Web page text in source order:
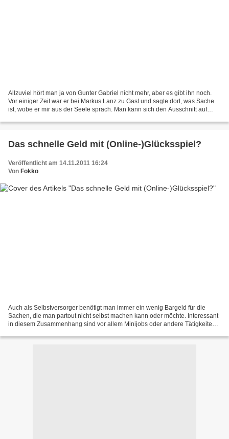
Allzuviel hört man ja von Gunter Gabriel nicht mehr, aber es gibt ihn noch.
Vor einiger Zeit war er bei Markus Lanz zu Gast und sagte dort, was Sache
ist, wobe er mir aus der Seele sprach. Man kann sich den Ausschnitt auf
Das schnelle Geld mit (Online-)Glücksspiel?
Veröffentlicht am 14.11.2011 16:24
Von Fokko
Auch als Selbstversorger benötigt man immer ein wenig Bargeld für die
Sachen, die man partout nicht selbst machen kann oder möchte. Interessant
in diesem Zusammenhang sind vor allem Minijobs oder andere Tätigkeiten,